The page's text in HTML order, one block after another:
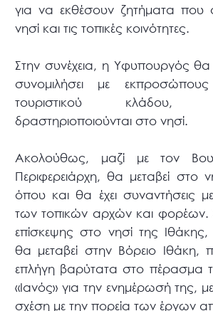
για να εκθέσουν ζητήματα που
νησί και τις τοπικές κοινότητες.
Στην συνέχεια, η Υφυπουργός
συνομιλήσει με
τουριστικού κλάδου,
δραστηριοποιούνται στο νησί.
Ακολούθως, μαζί με τον
Περιφερειάρχη, θα μεταβεί στο
όπου και θα έχει συναντήσεις
των τοπικών αρχών και φορέων.
επίσκεψης στο νησί της
θα μεταβεί στην Βόρειο Ιθάκη,
επλήγη βαρύτατα στο πέρασμα
«Ιανός» για την ενημέρωσή της,
σχέση με την πορεία των έργων